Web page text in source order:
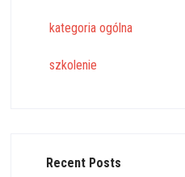
kategoria ogólna
szkolenie
Recent Posts